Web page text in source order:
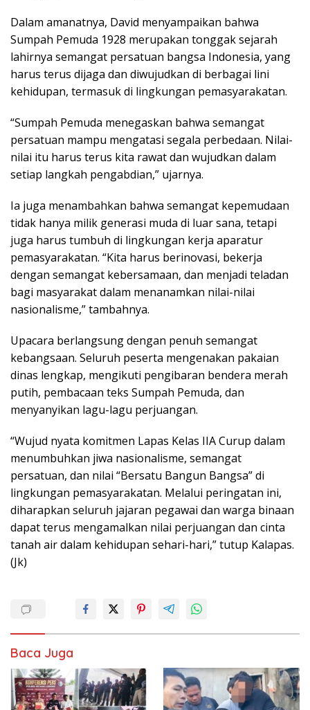
Dalam amanatnya, David menyampaikan bahwa
Sumpah Pemuda 1928 merupakan tonggak sejarah
lahirnya semangat persatuan bangsa Indonesia, yang
harus terus dijaga dan diwujudkan di berbagai lini
kehidupan, termasuk di lingkungan pemasyarakatan.
“Sumpah Pemuda menegaskan bahwa semangat
persatuan mampu mengatasi segala perbedaan. Nilai-
nilai itu harus terus kita rawat dan wujudkan dalam
setiap langkah pengabdian,” ujarnya.
Ia juga menambahkan bahwa semangat kepemudaan
tidak hanya milik generasi muda di luar sana, tetapi
juga harus tumbuh di lingkungan kerja aparatur
pemasyarakatan. “Kita harus berinovasi, bekerja
dengan semangat kebersamaan, dan menjadi teladan
bagi masyarakat dalam menanamkan nilai-nilai
nasionalisme,” tambahnya.
Upacara berlangsung dengan penuh semangat
kebangsaan. Seluruh peserta mengenakan pakaian
dinas lengkap, mengikuti pengibaran bendera merah
putih, pembacaan teks Sumpah Pemuda, dan
menyanyikan lagu-lagu perjuangan.
“Wujud nyata komitmen Lapas Kelas IIA Curup dalam
menumbuhkan jiwa nasionalisme, semangat
persatuan, dan nilai “Bersatu Bangun Bangsa” di
lingkungan pemasyarakatan. Melalui peringatan ini,
diharapkan seluruh jajaran pegawai dan warga binaan
dapat terus mengamalkan nilai perjuangan dan cinta
tanah air dalam kehidupan sehari-hari,” tutup Kalapas.
(Jk)
Baca Juga